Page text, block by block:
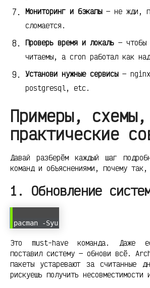
Мониторинг и бэкапы— не жди,
сломается.
Проверь время и локаль — чтобы
читаемы, а cron работал как
Установи нужные сервисы—
postgresql, etc.
Примеры, схемы,
практические
Давай разберём каждый шаг
команд и объяснениями, почему
1. Обновление
pacman -Syu
Это must-have команда. Даже
поставил систему — обнови всё.
пакеты устаревают за считанные
рискуешь получить несовместимости